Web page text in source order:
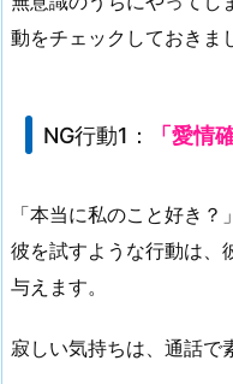
動をチェックしておきま
NG行動1： 「愛情
「本当に私のこと好き
彼を試すような行動は、
与えます。
寂しい気持ちは、通話で